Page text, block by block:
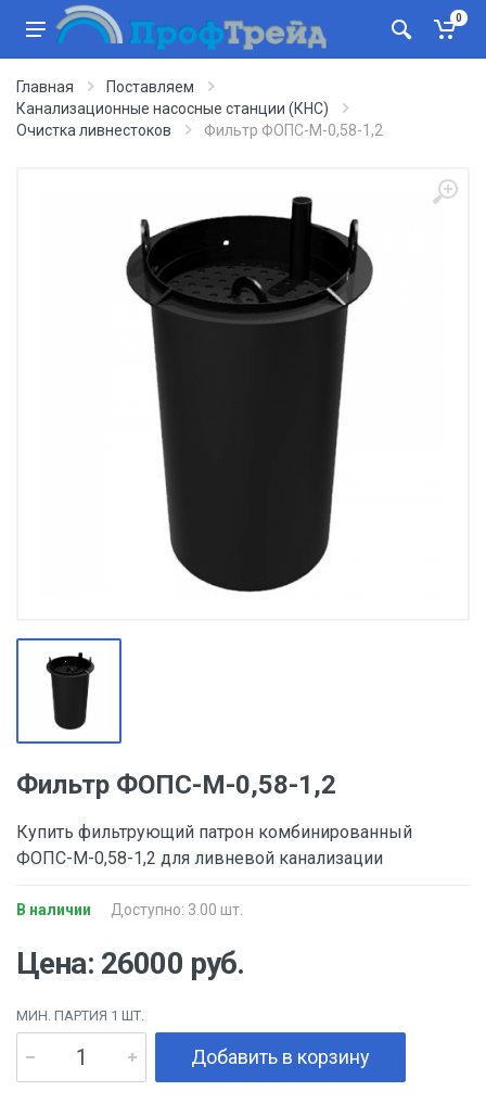
0
Главная
Поставляем
Канализационные насосные станции (КНС)
Очистка ливнестоков
Фильтр ФОПС-М-0,58-1,2
Фильтр ФОПС-М-0,58-1,2
Купить фильтрующий патрон комбинированный
ФОПС-М-0,58-1,2 для ливневой канализации
В наличии Доступно: 3.00 шт.
Цена: 26000 руб.
МИН. ПАРТИЯ 1 ШТ.
Добавить в корзину